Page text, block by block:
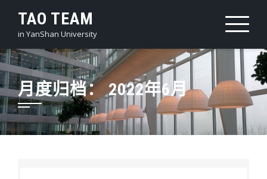
content
TAO TEAM
in YanShan University
月度归档：2022年6月